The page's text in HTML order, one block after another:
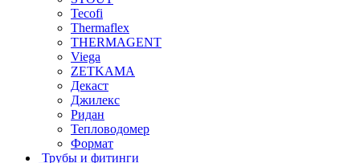
Tecofi
Thermaflex
THERMAGENT
Viega
ZETKAMA
Декаст
Джилекс
Ридан
Тепловодомер
Формат
Трубы и фитинги